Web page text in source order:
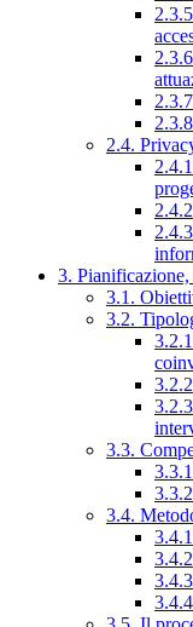
2.4.
3. Pianificazione,
3.1.
3.2.
3.3.
3.4.